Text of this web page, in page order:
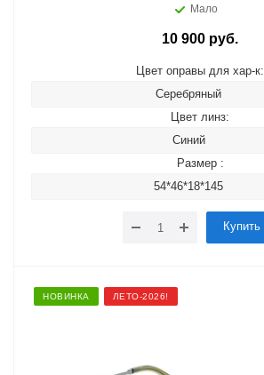
Мало
10 900 руб.
Цвет оправы для хар-к:
Серебряный
Цвет линз:
Синий
Размер :
54*46*18*145
Купить
НОВИНКА ЛЕТО-2026!